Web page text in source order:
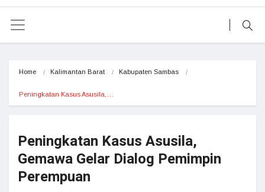
Home Kalimantan Barat Kabupaten Sambas
Peningkatan Kasus Asusila,…
Peningkatan Kasus Asusila,
Gemawa Gelar Dialog Pemimpin
Perempuan